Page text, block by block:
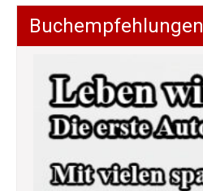
Buchempfehlungen